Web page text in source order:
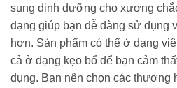
sung dinh dưỡng cho xương
dạng giúp bạn dễ dàng sử dụng
hơn. Sản phẩm có thể ở dạng
cả ở dạng kẹo bổ để bạn cảm
dụng. Bạn nên chọn các thương